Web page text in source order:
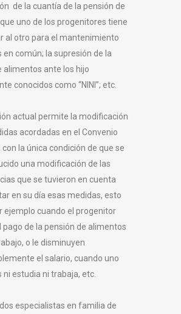
de la cuantía de la pensión de
uno de los progenitores tiene
al otro para el mantenimiento
en común; la supresión de la
alimentos ante los hijo
conocidos como “NINI”; etc.
actual permite la modificación
acordadas en el Convenio
con la única condición de que se
una modificación de las
que se tuvieron en cuenta
en su día esas medidas, esto
ejemplo cuando el progenitor
pago de la pensión de alimentos
o le disminuyen
el salario, cuando uno
ni estudia ni trabaja, etc.
especialistas en familia de